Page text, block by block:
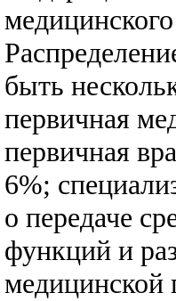
быть
первичная
первичная
6%;
о передаче
функций и